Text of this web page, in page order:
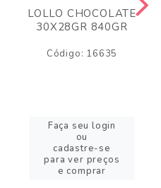
LOLLO CHOCOLATE
30X28GR 840GR
Código: 16635
Faça seu login
ou
cadastre-se
para ver preços
e comprar